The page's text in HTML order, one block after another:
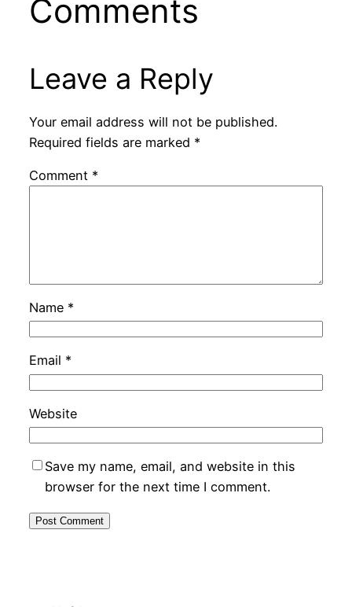
Comments
Leave a Reply
Your email address will not be published.
Required fields are marked *
Comment *
Name *
Email *
Website
Save my name, email, and website in this
browser for the next time I comment.